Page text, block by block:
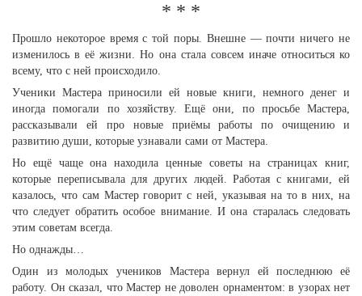
* * *
Прошло некоторое время с той поры. Внешне — почти ничего не
изменилось в её жизни. Но она стала совсем иначе относиться ко
всему, что с ней происходило.
Ученики Мастера приносили ей новые книги, немного денег и
иногда помогали по хозяйству. Ещё они, по просьбе Мастера,
рассказывали ей про новые приёмы работы по очищению и
развитию души, которые узнавали сами от Мастера.
Но ещё чаще она находила ценные советы на страницах книг,
которые переписывала для других людей. Работая с книгами, ей
казалось, что сам Мастер говорит с ней, указывая на то в них, на
что следует обратить особое внимание. И она старалась следовать
этим советам всегда.
Но однажды…
Один из молодых учеников Мастера вернул ей последнюю её
работу. Он сказал, что Мастер не доволен орнаментом: в узорах нет